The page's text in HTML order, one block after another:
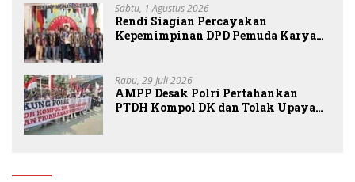
Sabtu, 1 Agustus 2026
Rendi Siagian Percayakan
Kepemimpinan DPD Pemuda Karya
Rabu, 29 Juli 2026
AMPP Desak Polri Pertahankan
PTDH Kompol DK dan Tolak Upaya